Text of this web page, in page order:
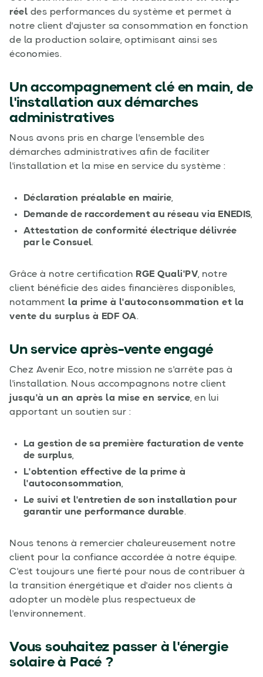
réel des performances du système et permet à
notre client d'ajuster sa consommation en fonction
de la production solaire, optimisant ainsi ses
économies.
Un accompagnement clé en main, de
l'installation aux démarches
administratives
Nous avons pris en charge l'ensemble des
démarches administratives afin de faciliter
l'installation et la mise en service du système :
Déclaration préalable en mairie,
Demande de raccordement au réseau via ENEDIS,
Attestation de conformité électrique délivrée
par le Consuel.
Grâce à notre certification RGE Quali'PV, notre
client bénéficie des aides financières disponibles,
notamment la prime à l'autoconsommation et la
vente du surplus à EDF OA.
Un service après-vente engagé
Chez Avenir Eco, notre mission ne s'arrête pas à
l'installation. Nous accompagnons notre client
jusqu'à un an après la mise en service, en lui
apportant un soutien sur :
La gestion de sa première facturation de vente
de surplus,
L'obtention effective de la prime à
l'autoconsommation,
Le suivi et l'entretien de son installation pour
garantir une performance durable.
Nous tenons à remercier chaleureusement notre
client pour la confiance accordée à notre équipe.
C'est toujours une fierté pour nous de contribuer à
la transition énergétique et d'aider nos clients à
adopter un modèle plus respectueux de
l'environnement.
Vous souhaitez passer à l'énergie
solaire à Pacé ?